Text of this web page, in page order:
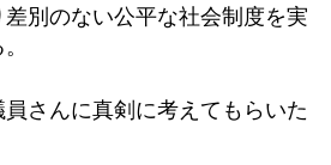
別のない公平な社会制度を実
さんに真剣に考えてもらいた